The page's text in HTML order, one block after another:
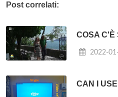
Post correlati:
COSA C'È
2022-
CAN I